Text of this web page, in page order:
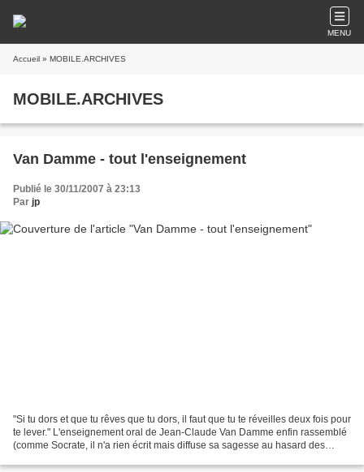
MENU
Accueil » MOBILE.ARCHIVES
MOBILE.ARCHIVES
Van Damme - tout l'enseignement
Publié le 30/11/2007 à 23:13
Par jp
"Si tu dors et que tu rêves que tu dors, il faut que tu te réveilles deux fois pour
te lever." L'enseignement oral de Jean-Claude Van Damme enfin rassemblé
(comme Socrate, il n'a rien écrit mais diffuse sa sagesse au hasard des